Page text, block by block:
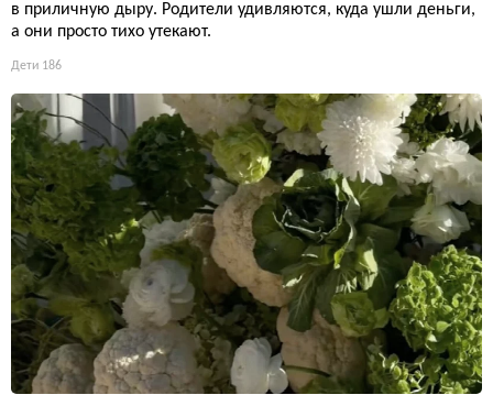
в приличную дыру. Родители удивляются, куда ушли деньги,
а они просто тихо утекают.
Дети 186